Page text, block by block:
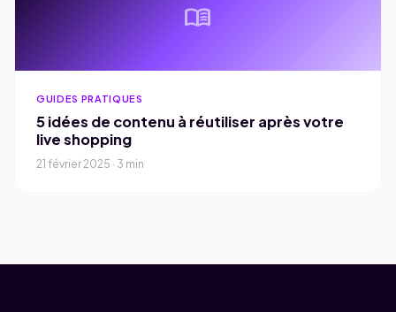
menu_book
GUIDES PRATIQUES
5 idées de contenu à réutiliser après votre
live shopping
21 février 2025 · 3 min